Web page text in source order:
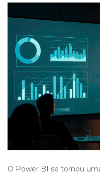
O Power BI se tornou